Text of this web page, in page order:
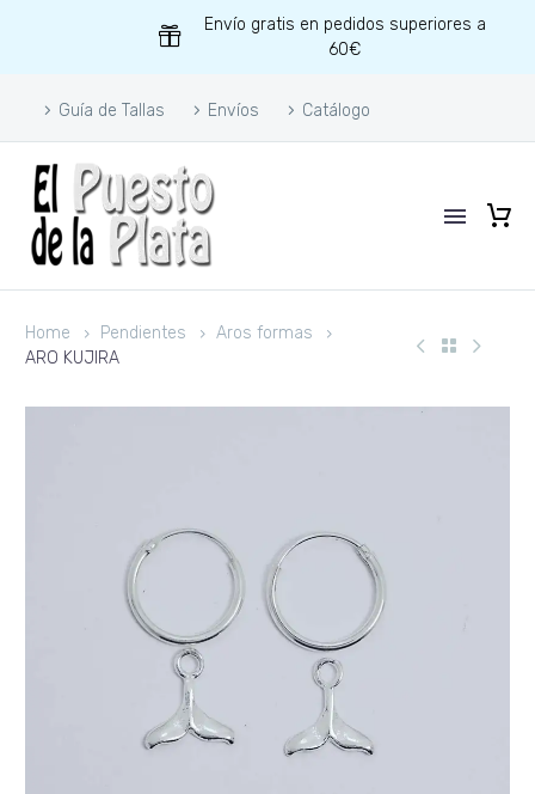
Envío gratis en pedidos superiores a
60€
Guía de Tallas Envíos Catálogo
Home Pendientes
Aros formas
ARO KUJIRA